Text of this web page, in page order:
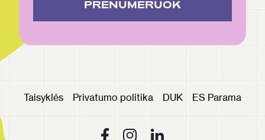
PRENUMERUOK
Taisyklės Privatumo politika DUK ES Parama